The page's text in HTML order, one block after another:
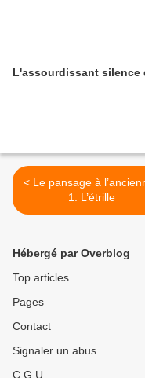
L'assourdissant silence
< Le pansage à l’ancienne :
1. L’étrille
Hébergé par Overblog
Top articles
Pages
Contact
Signaler un abus
C.G.U.